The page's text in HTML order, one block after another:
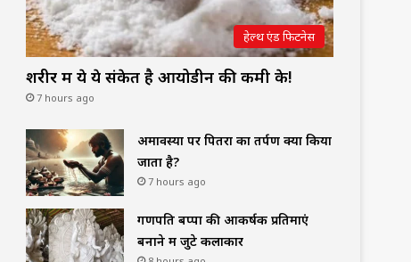
हेल्थ एंड फिटनेस
शरीर में ये ये संकेत है आयोडीन की कमी के!
7 hours ago
अमावस्या पर पितरों का तर्पण क्यों किया
जाता है?
7 hours ago
गणपति बप्पा की आकर्षक प्रतिमाएं
बनाने में जुटे कलाकार